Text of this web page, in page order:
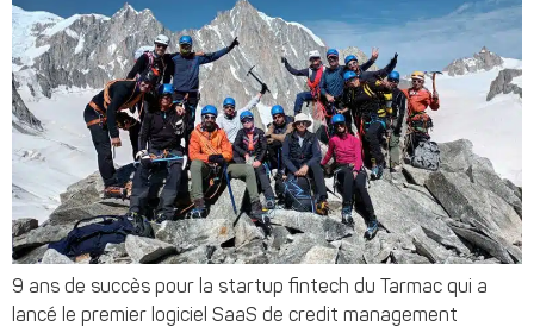
9 ans de succès pour la startup fintech du Tarmac qui a
lancé le premier logiciel SaaS de credit management